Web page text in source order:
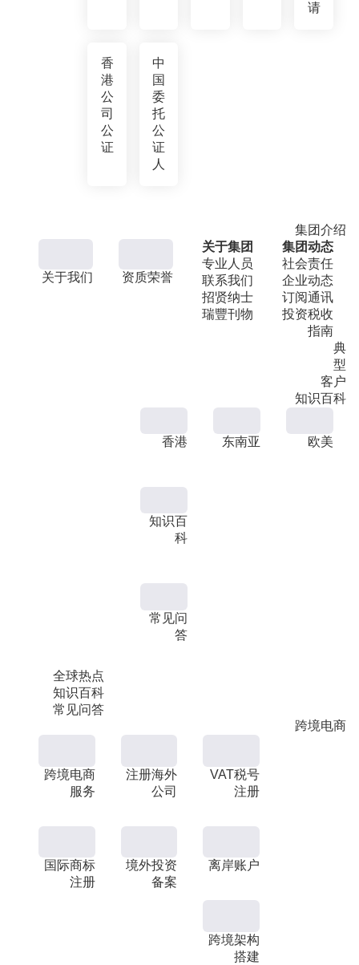
请
香
港
公
司
公
证
中
国
委
托
公
证
人
集团介绍
关于我们 资质荣誉
关于集团
专业人员
联系我们
招贤纳士
瑞豐刊物
集团动态
社会责任
企业动态
订阅通讯
投资税收
指南
典
型
客户
知识百科
全球热点
知识百科
常见问答
香港 东南亚 欧美
知识百
科
常见问
答
跨境电商
跨境电商
服务
注册海外
公司
VAT税号
注册
国际商标
注册
境外投资
备案
离岸账户
跨境架构
搭建